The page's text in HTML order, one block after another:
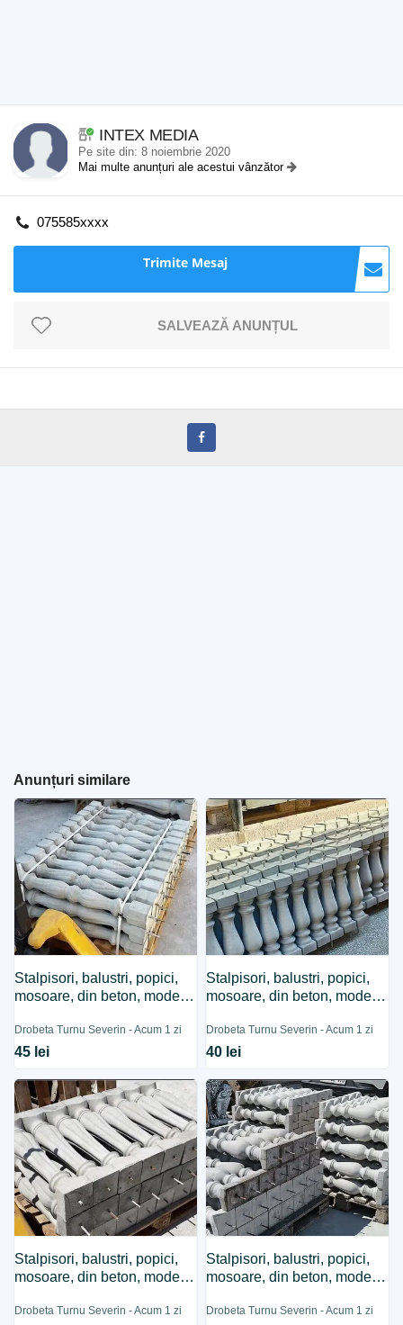
INTEX MEDIA
Pe site din: 8 noiembrie 2020
Mai multe anunțuri ale acestui vânzător
075585xxxx
Trimite Mesaj
SALVEAZĂ ANUNȚUL
Anunțuri similare
Stalpisori, balustri, popici,
mosoare, din beton, model
Drobeta Turnu Severin - Acum 1 zi
45 lei
Stalpisori, balustri, popici,
mosoare, din beton, model
Drobeta Turnu Severin - Acum 1 zi
40 lei
Stalpisori, balustri, popici,
mosoare, din beton, model
Drobeta Turnu Severin - Acum 1 zi
Stalpisori, balustri, popici,
mosoare, din beton, model
Drobeta Turnu Severin - Acum 1 zi